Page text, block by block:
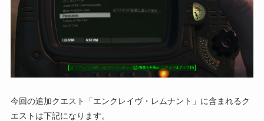
今回の追加クエスト「エンクレイヴ・レムナント」に含まれるク
エストは下記になります。